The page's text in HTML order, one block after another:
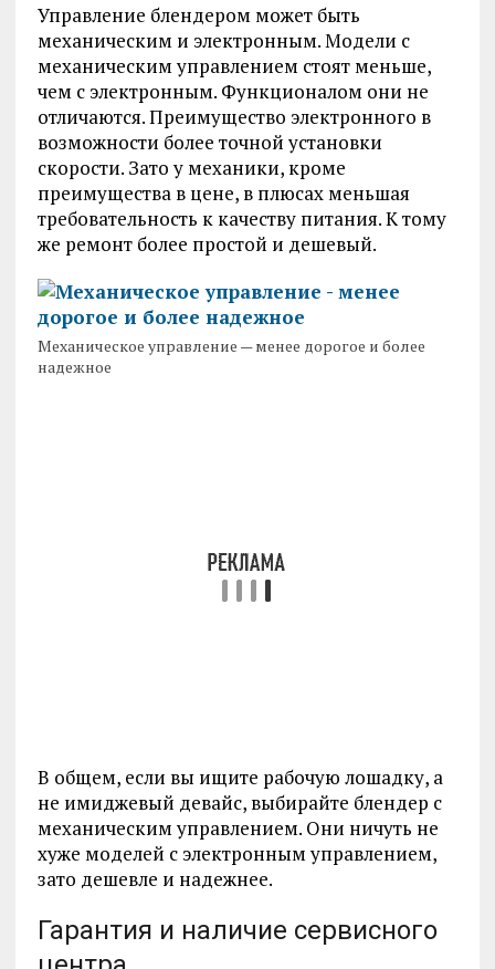
Управление блендером может быть
механическим и электронным. Модели с
механическим управлением стоят меньше,
чем с электронным. Функционалом они не
отличаются. Преимущество электронного в
возможности более точной установки
скорости. Зато у механики, кроме
преимущества в цене, в плюсах меньшая
требовательность к качеству питания. К тому
же ремонт более простой и дешевый.
Механическое управление — менее дорогое и более
надежное
В общем, если вы ищите рабочую лошадку, а
не имиджевый девайс, выбирайте блендер с
механическим управлением. Они ничуть не
хуже моделей с электронным управлением,
зато дешевле и надежнее.
Гарантия и наличие сервисного